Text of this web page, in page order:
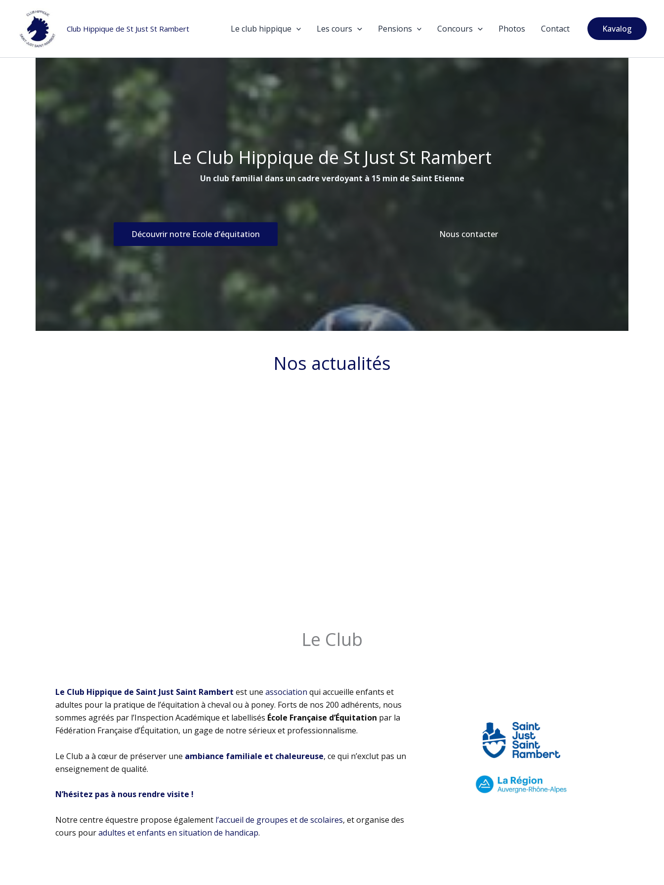
contenu
Club Hippique de St Just St Rambert Le club hippique Les cours Pensions Concours Photos Contact Kavalog
Le Club Hippique de St Just St Rambert
Un club familial dans un cadre verdoyant à 15 min de Saint Etienne
Découvrir notre Ecole d’équitation Nous contacter
Nos actualités
Le Club
Le Club Hippique de Saint Just Saint Rambert est une association qui accueille enfants et
adultes pour la pratique de l’équitation à cheval ou à poney. Forts de nos 200 adhérents, nous
sommes agréés par l’Inspection Académique et labellisés École Française d’Équitation par la
Fédération Française d’Équitation, un gage de notre sérieux et professionnalisme.
Le Club a à cœur de préserver une ambiance familiale et chaleureuse, ce qui n’exclut pas un
enseignement de qualité.
N’hésitez pas à nous rendre visite !
Notre centre équestre propose également l’accueil de groupes et de scolaires, et organise des
cours pouradultes et enfants en situation de handicap.